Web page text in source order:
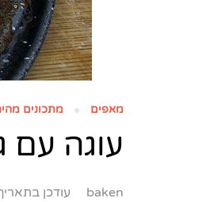
מאפים מתכונים
עוגה עם
baken עודכן